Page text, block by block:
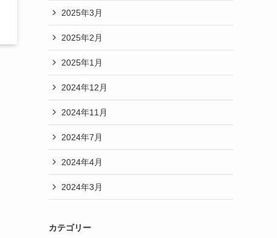
2025年3月
2025年2月
2025年1月
2024年12月
2024年11月
2024年7月
2024年4月
2024年3月
カテゴリー